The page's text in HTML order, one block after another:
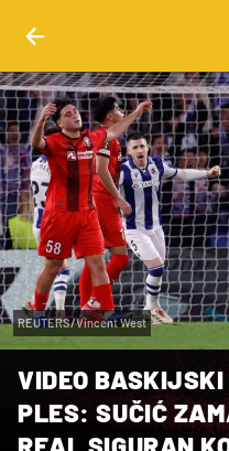
REUTERS/Vincent West
VIDEO
PLES: SUČIĆ